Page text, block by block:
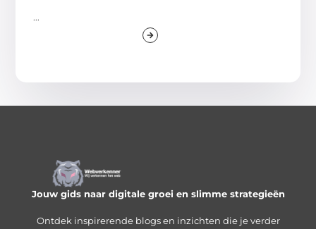
...
Jouw gids naar digitale groei en slimme strategieën
Ontdek inspirerende blogs en inzichten die je verder